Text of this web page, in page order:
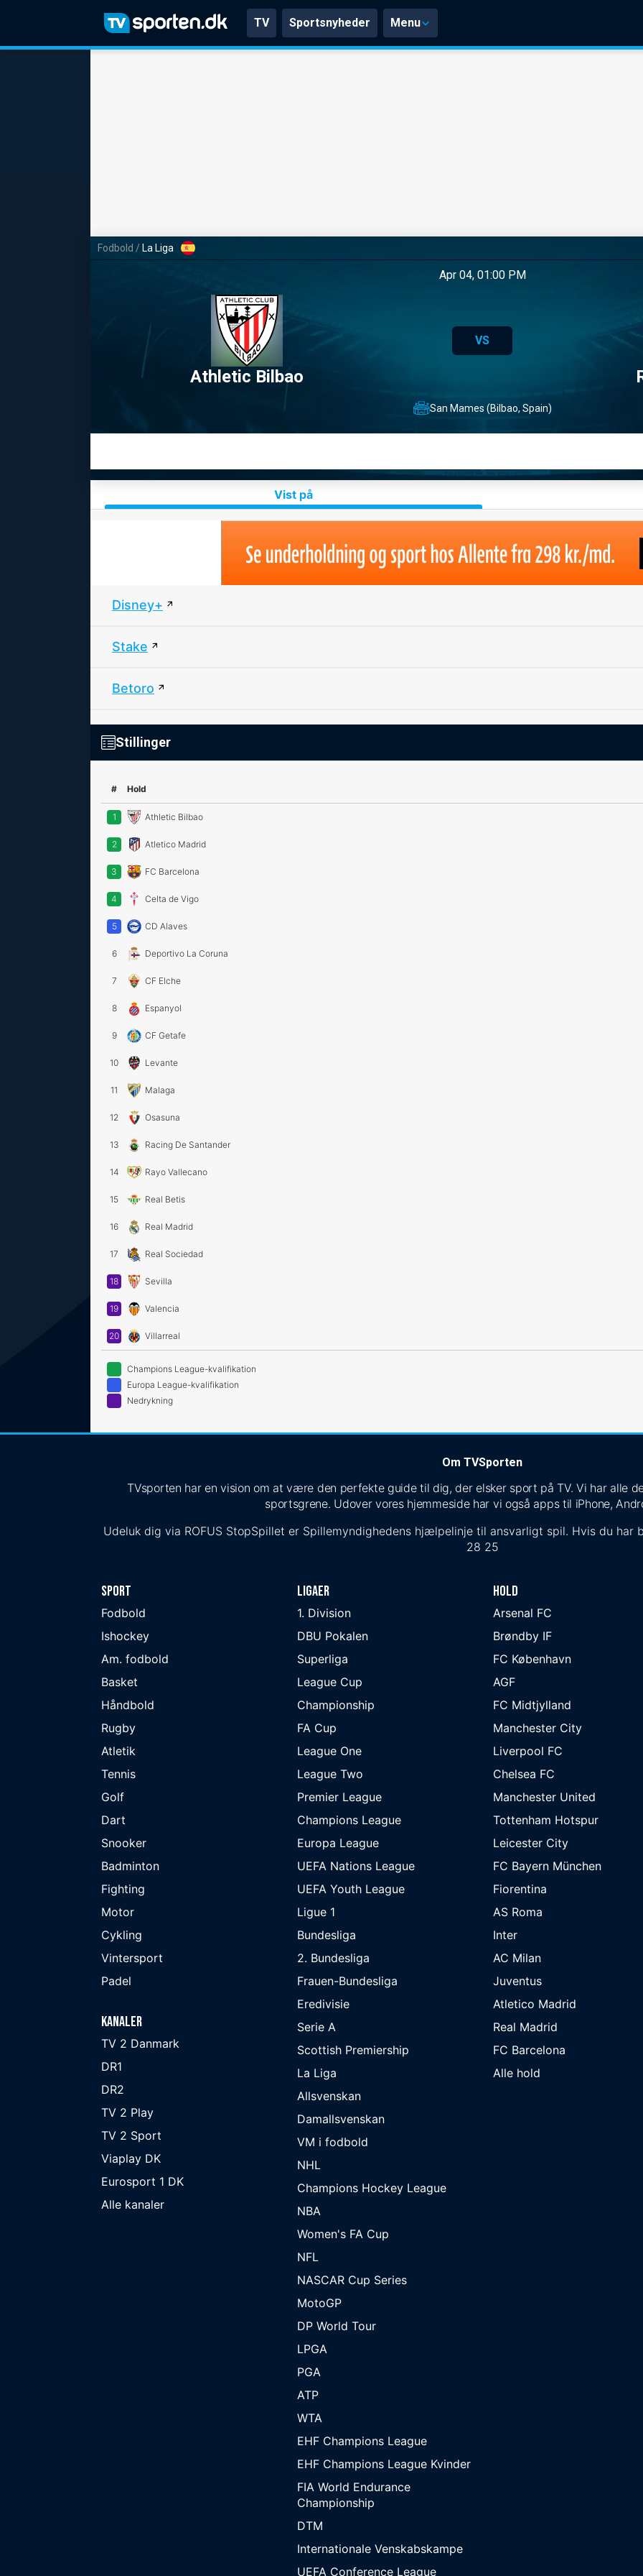
TV Sportsnyheder Menu
Fodbold / La Liga
Apr 04, 01:00 PM
Athletic Bilbao
VS
San Mames (Bilbao, Spain)
Vist på
Disney+
Stake
Betoro
Stillinger
# Hold
1 Athletic Bilbao
2 Atletico Madrid
3 FC Barcelona
4 Celta de Vigo
5 CD Alaves
6 Deportivo La Coruna
7 CF Elche
8 Espanyol
9 CF Getafe
10 Levante
11 Malaga
12 Osasuna
13 Racing De Santander
14 Rayo Vallecano
15 Real Betis
16 Real Madrid
17 Real Sociedad
18 Sevilla
19 Valencia
20 Villarreal
Champions League-kvalifikation
Europa League-kvalifikation
Nedrykning
Om TVSporten
TVsporten har en vision om at være den perfekte guide til dig, der elsker sport på TV. Vi har alle
sportsgrene. Udover vores hjemmeside har vi også apps til iPhone,
Udeluk dig via ROFUS StopSpillet er Spillemyndighedens hjælpelinje til ansvarligt spil. Hvis du
28 25
Sport
Fodbold
Ishockey
Am. fodbold
Basket
Håndbold
Rugby
Atletik
Tennis
Golf
Dart
Snooker
Badminton
Fighting
Motor
Cykling
Vintersport
Padel
Kanaler
TV 2 Danmark
DR1
DR2
TV 2 Play
TV 2 Sport
Viaplay DK
Eurosport 1 DK
Alle kanaler
Ligaer
1. Division
DBU Pokalen
Superliga
League Cup
Championship
FA Cup
League One
League Two
Premier League
Champions League
Europa League
UEFA Nations League
UEFA Youth League
Ligue 1
Bundesliga
2. Bundesliga
Frauen-Bundesliga
Eredivisie
Serie A
Scottish Premiership
La Liga
Allsvenskan
Damallsvenskan
VM i fodbold
NHL
Champions Hockey League
NBA
Women's FA Cup
NFL
NASCAR Cup Series
MotoGP
DP World Tour
LPGA
PGA
ATP
WTA
EHF Champions League
EHF Champions League Kvinder
FIA World Endurance
Championship
DTM
Internationale Venskabskampe
UEFA Conference League
Hold
Arsenal FC
Brøndby IF
FC København
AGF
FC Midtjylland
Manchester City
Liverpool FC
Chelsea FC
Manchester United
Tottenham Hotspur
Leicester City
FC Bayern München
Fiorentina
AS Roma
Inter
AC Milan
Juventus
Atletico Madrid
Real Madrid
FC Barcelona
Alle hold